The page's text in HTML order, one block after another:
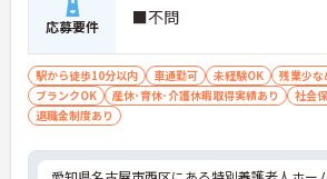
応募要件 ■不問
駅から徒歩10分以内 車通勤可 未経験OK 残業少な
ブランクOK
産休･育休･介護休暇取得実績あり 社会
退職金制度あり